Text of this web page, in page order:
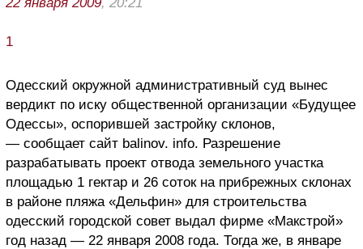
1
Одесский окружной административный суд вынес
вердикт по иску общественной организации «Будущее
Одессы», оспорившей застройку склонов,
— сообщает сайт balinov. info. Разрешение
разрабатывать проект отвода земельного участка
площадью 1 гектар и 26 соток на прибрежных склонах
в районе пляжа «Дельфин» для строительства
одесский городской совет выдал фирме «Макстрой»
год назад — 22 января 2008 года. Тогда же, в январе